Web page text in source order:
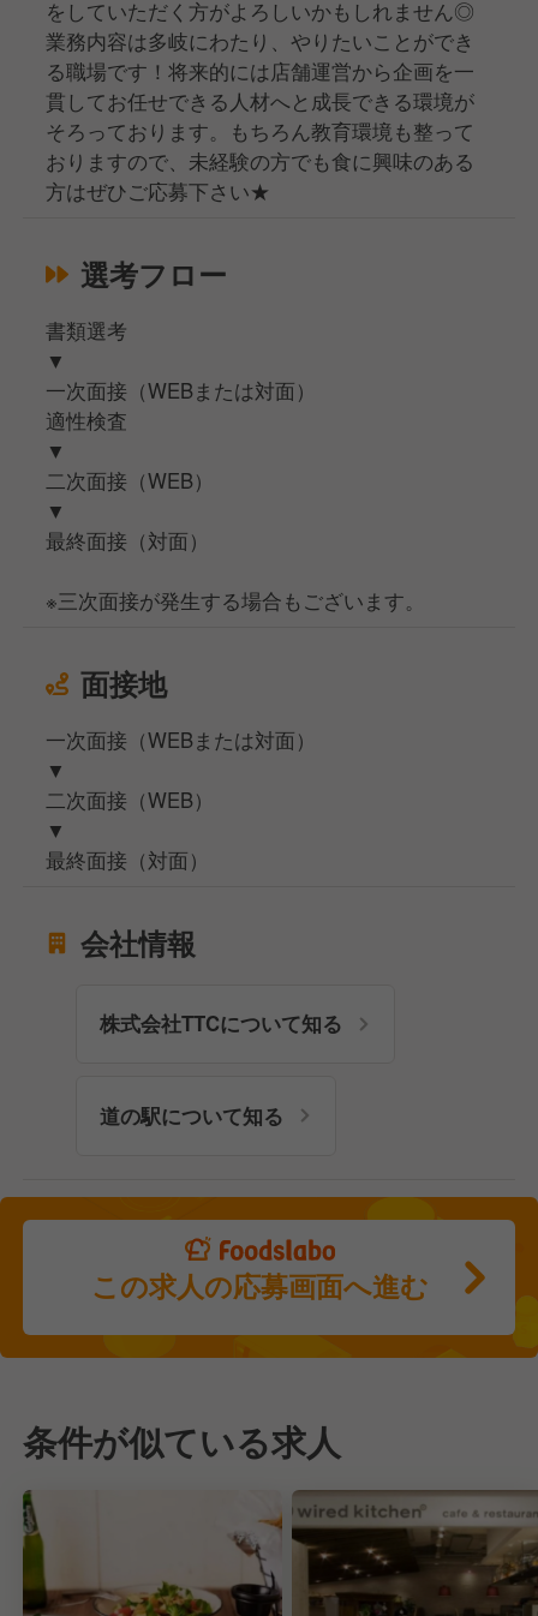
をしていただく方がよろしいかもしれません◎
業務内容は多岐にわたり、やりたいことができ
る職場です！将来的には店舗運営から企画を一
貫してお任せできる人材へと成長できる環境が
そろっております。もちろん教育環境も整って
おりますので、未経験の方でも食に興味のある
方はぜひご応募下さい★
選考フロー
書類選考
▼
一次面接（WEBまたは対面）
適性検査
▼
二次面接（WEB）
▼
最終面接（対面）
※三次面接が発生する場合もございます。
面接地
一次面接（WEBまたは対面）
▼
二次面接（WEB）
▼
最終面接（対面）
会社情報
株式会社TTCについて知る
道の駅について知る
この求人の応募画面へ進む
条件が似ている求人